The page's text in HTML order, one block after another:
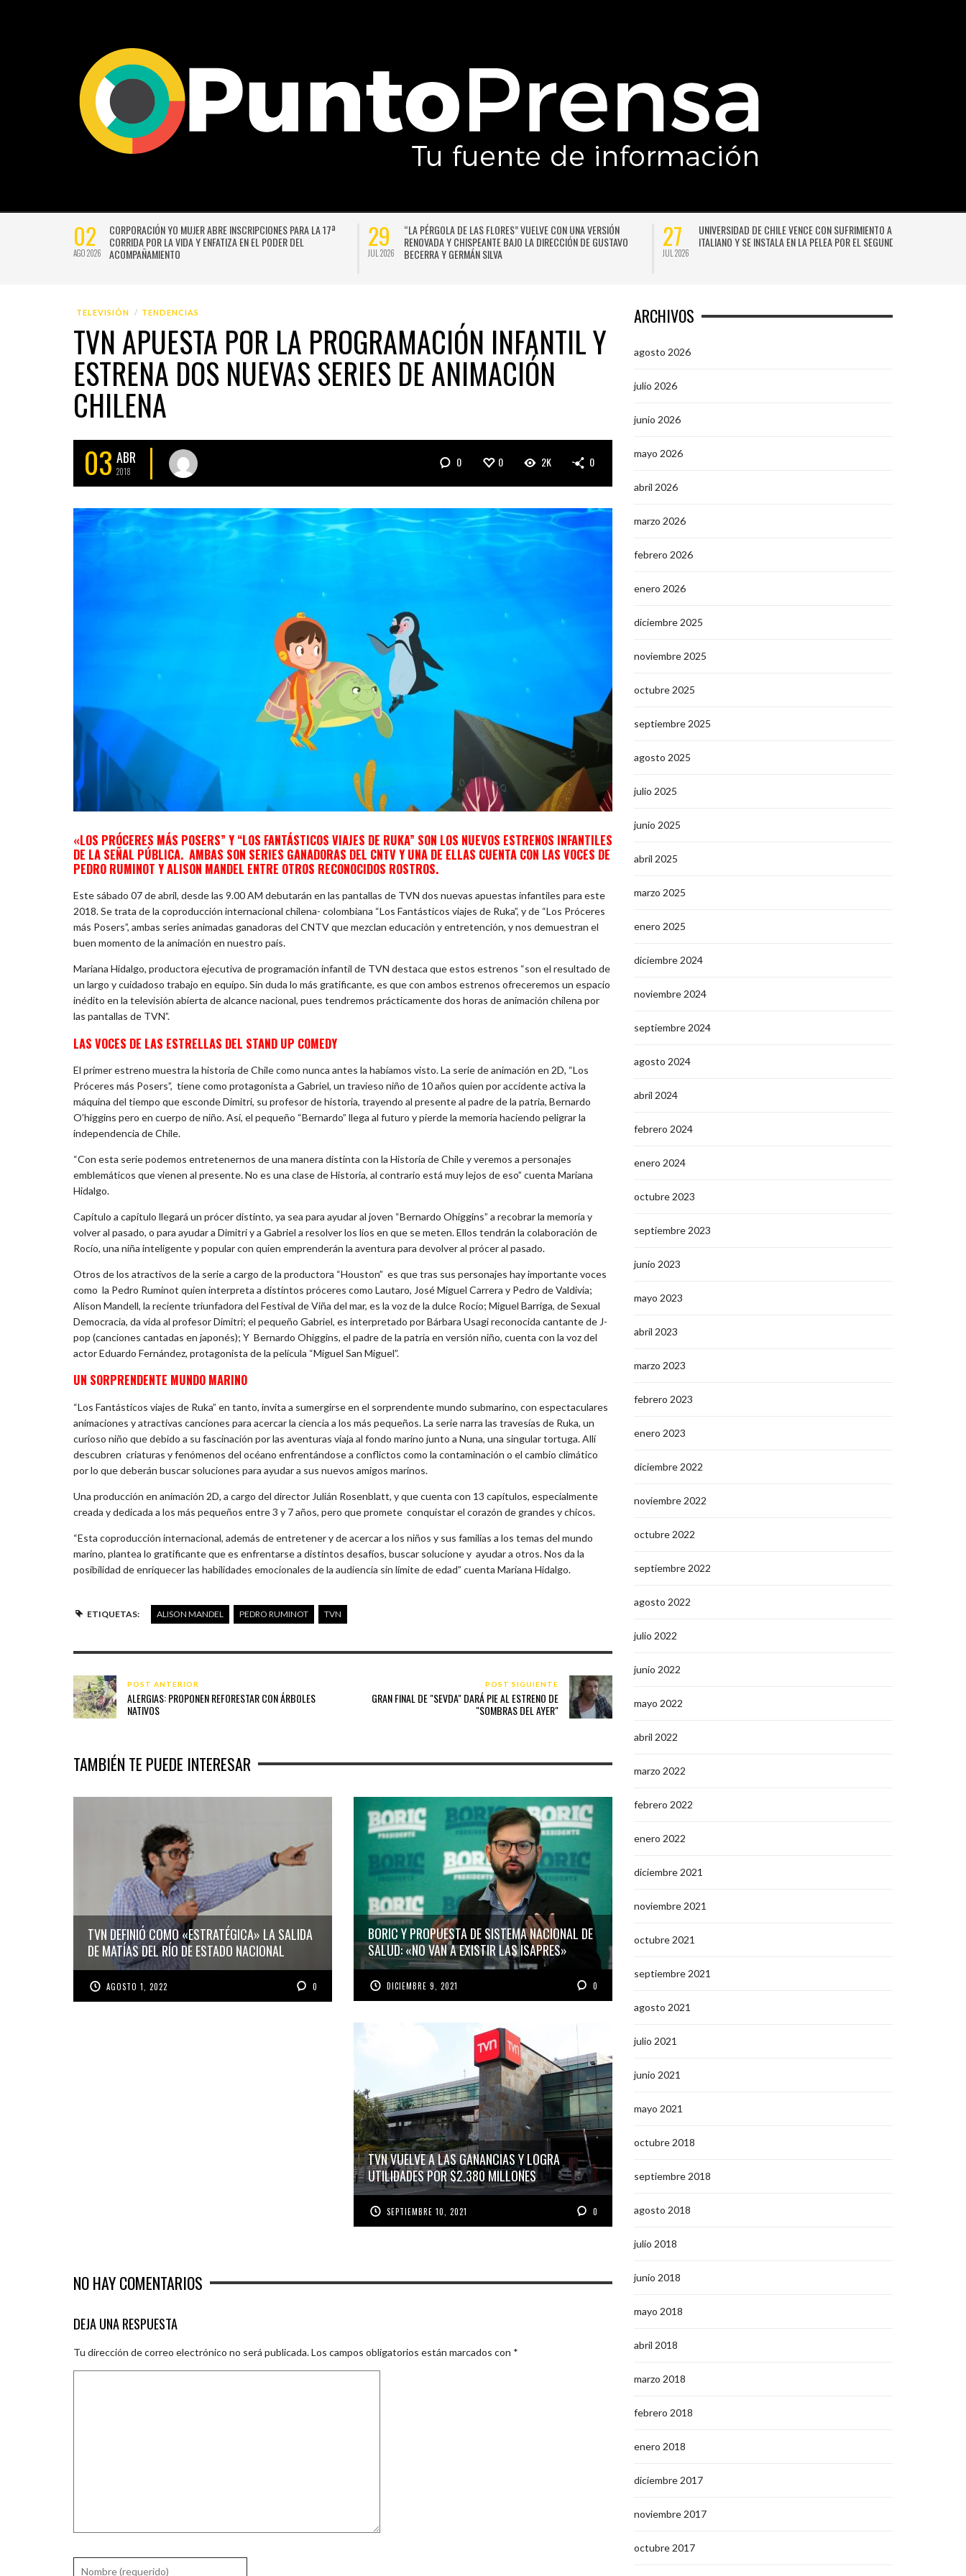
02
AGO 2026
CORPORACIÓN YO MUJER ABRE INSCRIPCIONES PARA LA 17ª
CORRIDA POR LA VIDA Y ENFATIZA EN EL PODER DEL
ACOMPAÑAMIENTO
29
JUL 2026
“LA PÉRGOLA DE LAS FLORES” VUELVE CON UNA VERSIÓN
RENOVADA Y CHISPEANTE BAJO LA DIRECCIÓN DE GUSTAVO
BECERRA Y GERMÁN SILVA
27
JUL 2026
UNIVERSIDAD DE CHILE VENCE CON SUFRIMIENTO A AUDAX
ITALIANO Y SE INSTALA EN LA PELEA POR EL SEGUNDO LUGAR
TELEVISIÓN TENDENCIAS
TVN APUESTA POR LA PROGRAMACIÓN INFANTIL Y
ESTRENA DOS NUEVAS SERIES DE ANIMACIÓN
CHILENA
03 ABR
2018
0 0 2K 0
«LOS PRÓCERES MÁS POSERS” Y “LOS FANTÁSTICOS VIAJES DE RUKA” SON LOS NUEVOS ESTRENOS INFANTILES
DE LA SEÑAL PÚBLICA. AMBAS SON SERIES GANADORAS DEL CNTV Y UNA DE ELLAS CUENTA CON LAS VOCES DE
PEDRO RUMINOT Y ALISON MANDEL ENTRE OTROS RECONOCIDOS ROSTROS.
Este sábado 07 de abril, desde las 9.00 AM debutarán en las pantallas de TVN dos nuevas apuestas infantiles para este
2018. Se trata de la coproducción internacional chilena- colombiana “Los Fantásticos viajes de Ruka”, y de “Los Próceres
más Posers”, ambas series animadas ganadoras del CNTV que mezclan educación y entretención, y nos demuestran el
buen momento de la animación en nuestro país.
Mariana Hidalgo, productora ejecutiva de programación infantil de TVN destaca que estos estrenos “son el resultado de
un largo y cuidadoso trabajo en equipo. Sin duda lo más gratificante, es que con ambos estrenos ofreceremos un espacio
inédito en la televisión abierta de alcance nacional, pues tendremos prácticamente dos horas de animación chilena por
las pantallas de TVN”.
LAS VOCES DE LAS ESTRELLAS DEL STAND UP COMEDY
El primer estreno muestra la historia de Chile como nunca antes la habíamos visto. La serie de animación en 2D, “Los
Próceres más Posers”, tiene como protagonista a Gabriel, un travieso niño de 10 años quien por accidente activa la
máquina del tiempo que esconde Dimitri, su profesor de historia, trayendo al presente al padre de la patria, Bernardo
O’higgins pero en cuerpo de niño. Así, el pequeño “Bernardo” llega al futuro y pierde la memoria haciendo peligrar la
independencia de Chile.
“Con esta serie podemos entretenernos de una manera distinta con la Historia de Chile y veremos a personajes
emblemáticos que vienen al presente. No es una clase de Historia, al contrario está muy lejos de eso” cuenta Mariana
Hidalgo.
Capítulo a capítulo llegará un prócer distinto, ya sea para ayudar al joven “Bernardo Ohiggins” a recobrar la memoria y
volver al pasado, o para ayudar a Dimitri y a Gabriel a resolver los líos en que se meten. Ellos tendrán la colaboración de
Rocío, una niña inteligente y popular con quien emprenderán la aventura para devolver al prócer al pasado.
Otros de los atractivos de la serie a cargo de la productora “Houston” es que tras sus personajes hay importante voces
como la Pedro Ruminot quien interpreta a distíntos próceres como Lautaro, José Miguel Carrera y Pedro de Valdivia;
Alison Mandell, la reciente triunfadora del Festival de Viña del mar, es la voz de la dulce Rocío; Miguel Barriga, de Sexual
Democracia, da vida al profesor Dimitri; el pequeño Gabriel, es interpretado por Bárbara Usagi reconocida cantante de J-
pop (canciones cantadas en japonés); Y Bernardo Ohiggins, el padre de la patria en versión niño, cuenta con la voz del
actor Eduardo Fernández, protagonista de la película “Miguel San Miguel”.
UN SORPRENDENTE MUNDO MARINO
“Los Fantásticos viajes de Ruka” en tanto, invita a sumergirse en el sorprendente mundo submarino, con espectaculares
animaciones y atractivas canciones para acercar la ciencia a los más pequeños. La serie narra las travesías de Ruka, un
curioso niño que debido a su fascinación por las aventuras viaja al fondo marino junto a Nuna, una singular tortuga. Allí
descubren criaturas y fenómenos del océano enfrentándose a conflictos como la contaminación o el cambio climático
por lo que deberán buscar soluciones para ayudar a sus nuevos amigos marinos.
Una producción en animación 2D, a cargo del director Julián Rosenblatt, y que cuenta con 13 capítulos, especialmente
creada y dedicada a los más pequeños entre 3 y 7 años, pero que promete conquistar el corazón de grandes y chicos.
“Esta coproducción internacional, además de entretener y de acercar a los niños y sus familias a los temas del mundo
marino, plantea lo gratificante que es enfrentarse a distintos desafíos, buscar solucione y ayudar a otros. Nos da la
posibilidad de enriquecer las habilidades emocionales de la audiencia sin límite de edad” cuenta Mariana Hidalgo.
ETIQUETAS: ALISON MANDEL PEDRO RUMINOT TVN
POST ANTERIOR
ALERGIAS: PROPONEN REFORESTAR CON ÁRBOLES
NATIVOS
POST SIGUIENTE
GRAN FINAL DE "SEVDA" DARÁ PIE AL ESTRENO DE
"SOMBRAS DEL AYER"
TAMBIÉN TE PUEDE INTERESAR
TVN DEFINIÓ COMO «ESTRATÉGICA» LA SALIDA
DE MATÍAS DEL RÍO DE ESTADO NACIONAL
AGOSTO 1, 2022 0
BORIC Y PROPUESTA DE SISTEMA NACIONAL DE
SALUD: «NO VAN A EXISTIR LAS ISAPRES»
DICIEMBRE 9, 2021 0
TVN VUELVE A LAS GANANCIAS Y LOGRA
UTILIDADES POR $2.380 MILLONES
SEPTIEMBRE 10, 2021 0
NO HAY COMENTARIOS
DEJA UNA RESPUESTA
Tu dirección de correo electrónico no será publicada.Los campos obligatorios están marcados con *
ARCHIVOS
agosto 2026
julio 2026
junio 2026
mayo 2026
abril 2026
marzo 2026
febrero 2026
enero 2026
diciembre 2025
noviembre 2025
octubre 2025
septiembre 2025
agosto 2025
julio 2025
junio 2025
abril 2025
marzo 2025
enero 2025
diciembre 2024
noviembre 2024
septiembre 2024
agosto 2024
abril 2024
febrero 2024
enero 2024
octubre 2023
septiembre 2023
junio 2023
mayo 2023
abril 2023
marzo 2023
febrero 2023
enero 2023
diciembre 2022
noviembre 2022
octubre 2022
septiembre 2022
agosto 2022
julio 2022
junio 2022
mayo 2022
abril 2022
marzo 2022
febrero 2022
enero 2022
diciembre 2021
noviembre 2021
octubre 2021
septiembre 2021
agosto 2021
julio 2021
junio 2021
mayo 2021
octubre 2018
septiembre 2018
agosto 2018
julio 2018
junio 2018
mayo 2018
abril 2018
marzo 2018
febrero 2018
enero 2018
diciembre 2017
noviembre 2017
octubre 2017